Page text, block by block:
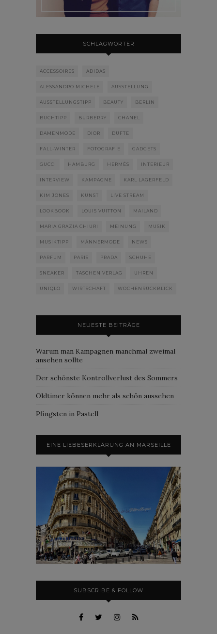
SCHLAGWÖRTER
ACCESSOIRES ADIDAS
ALESSANDRO MICHELE AUSSTELLUNG
AUSSTELLUNGSTIPP BEAUTY BERLIN
BUCHTIPP BURBERRY CHANEL
DAMENMODE DIOR DÜFTE
FALL-WINTER FOTOGRAFIE GADGETS
GUCCI HAMBURG HERMÈS INTERIEUR
INTERVIEW KAMPAGNE KARL LAGERFELD
KIM JONES KUNST LIVE STREAM
LOOKBOOK LOUIS VUITTON MAILAND
MARIA GRAZIA CHIURI MEINUNG MUSIK
MUSIKTIPP MÄNNERMODE NEWS
PARFUM PARIS PRADA SCHUHE
SNEAKER TASCHEN VERLAG UHREN
UNIQLO WIRTSCHAFT WOCHENRÜCKBLICK
NEUESTE BEITRÄGE
Warum man Kampagnen manchmal zweimal
ansehen sollte
Der schönste Kontrollverlust des Sommers
Oldtimer können mehr als schön aussehen
Pfingsten in Pastell
EINE LIEBESERKLÄRUNG AN MARSEILLE
SUBSCRIBE & FOLLOW